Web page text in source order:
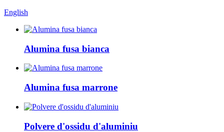
English
Alumina fusa bianca
Alumina fusa marrone
Polvere d'ossidu d'aluminiu